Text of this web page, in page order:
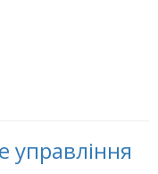
управління